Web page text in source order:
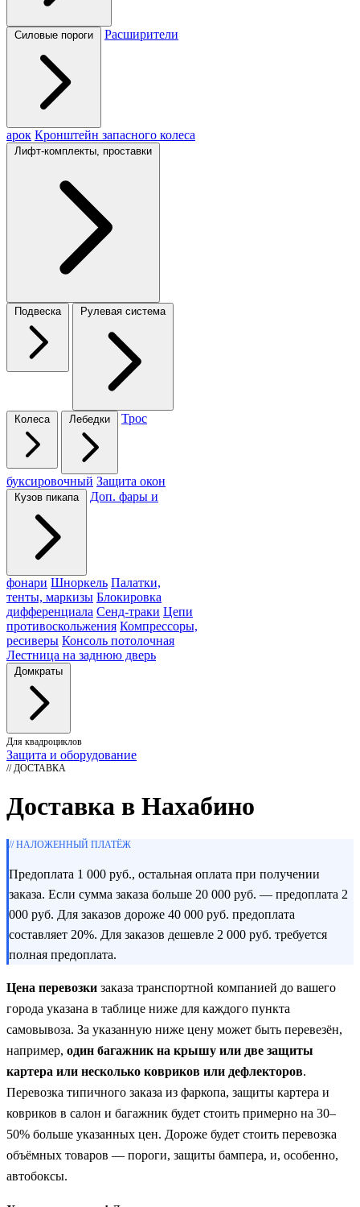
Силовые пороги Расширители
арок Кронштейн запасного колеса
Лифт-комплекты, проставки
Подвеска Рулевая система
Колеса Лебедки Трос
буксировочный Защита окон
Кузов пикапа Доп. фары и
фонари Шноркель Палатки,
тенты, маркизы Блокировка
дифференциала Сенд-траки Цепи
противоскольжения Компрессоры,
ресиверы Консоль потолочная
Лестница на заднюю дверь
Домкраты
Для квадроциклов
Защита и оборудование
// ДОСТАВКА
Доставка в Нахабино
// НАЛОЖЕННЫЙ ПЛАТЁЖ
Предоплата 1 000 руб., остальная оплата при получении
заказа. Если сумма заказа больше 20 000 руб. — предоплата 2
000 руб. Для заказов дороже 40 000 руб. предоплата
составляет 20%. Для заказов дешевле 2 000 руб. требуется
полная предоплата.
Цена перевозки заказа транспортной компанией до вашего
города указана в таблице ниже для каждого пункта
самовывоза. За указанную ниже цену может быть перевезён,
например, один багажник на крышу или две защиты
картера или несколько ковриков или дефлекторов.
Перевозка типичного заказа из фаркопа, защиты картера и
ковриков в салон и багажник будет стоить примерно на 30–
50% больше указанных цен. Дороже будет стоить перевозка
объёмных товаров — пороги, защиты бампера, и, особенно,
автобоксы.